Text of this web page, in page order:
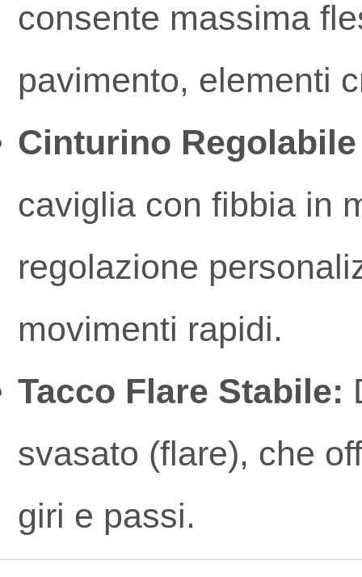
consente massima
pavimento, elementi
Cinturino
caviglia con fibbia in
regolazione
movimenti rapidi.
Tacco Flare Stabile:
svasato (flare), che
giri e passi.